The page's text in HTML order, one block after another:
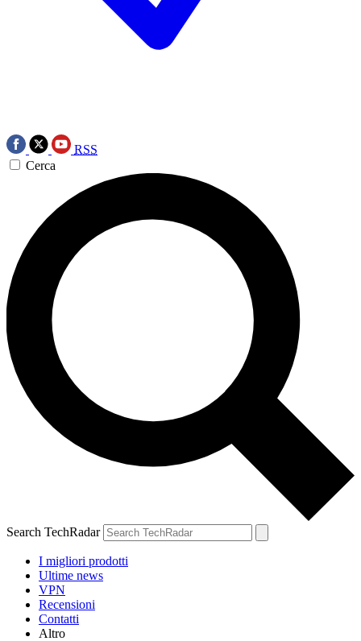
RSS
Cerca
Search TechRadar
I migliori prodotti
Ultime news
VPN
Recensioni
Contatti
Altro